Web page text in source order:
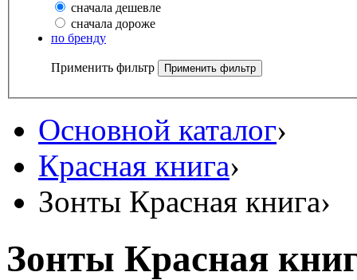
сначала дешевле
сначала дороже
по бренду
Применить фильтр
Основной каталог›
Красная книга›
Зонты Красная книга›
Зонты Красная